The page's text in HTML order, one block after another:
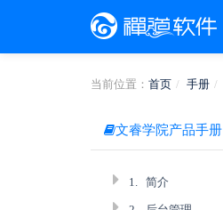
当前位置： 首页 手册
文睿学院产品手册
1. 简介